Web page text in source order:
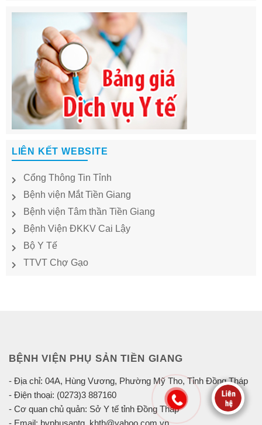
LIÊN KẾT WEBSITE
Cổng Thông Tin Tỉnh
Bệnh viện Mắt Tiền Giang
Bệnh viện Tâm thần Tiền Giang
Bệnh Viện ĐKKV Cai Lậy
Bộ Y Tế
TTVT Chợ Gạo
BỆNH VIỆN PHỤ SẢN TIỀN GIANG
- Địa chỉ: 04A, Hùng Vương, Phường Mỹ Tho, Tỉnh Đồng Tháp
- Điện thoại: (0273)3 887160
- Cơ quan chủ quản: Sở Y tế tỉnh Đồng Tháp
- Email: bvphusantg_khth@yahoo.com.vn